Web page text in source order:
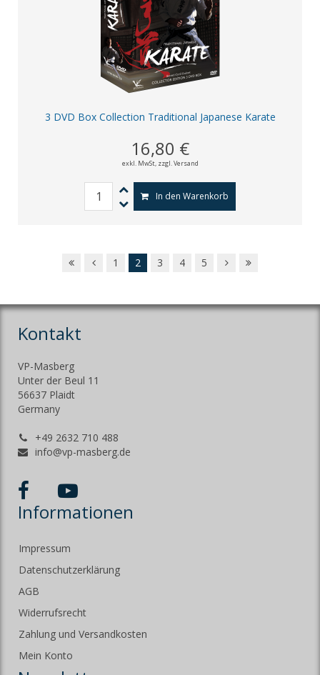
3 DVD Box Collection Traditional Japanese Karate
16,80 €
exkl. MwSt, zzgl. Versand
In den Warenkorb
1 2 3 4 5
Kontakt
VP-Masberg
Unter der Beul 11
56637 Plaidt
Germany
+49 2632 710 488
info@vp-masberg.de
Informationen
Impressum
Datenschutzerklärung
AGB
Widerrufsrecht
Zahlung und Versandkosten
Mein Konto